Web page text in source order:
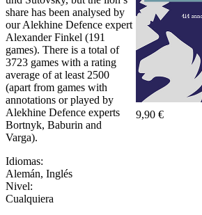
9,90 €
share has been analysed by
our Alekhine Defence expert
Alexander Finkel (191
games). There is a total of
3723 games with a rating
average of at least 2500
(apart from games with
annotations or played by
Alekhine Defence experts
Bortnyk, Baburin and
Varga).
Idiomas:
Alemán, Inglés
Nivel:
Cualquiera